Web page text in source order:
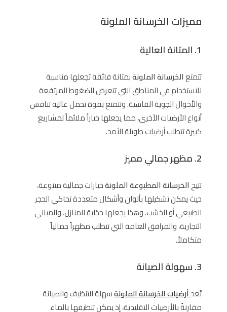
مميزات الخرسانة الملونة
1. المتانة العالية
تتمتعالخرسانة الملونةبمتانة فائقة تجعلها مناسبة
للاستخدام في المناطق التي تتعرض للضغوط المرتفعة
والأحوال الجوية القاسية. وتتمتع بقوة تحمل عالية تنافس
أنواع الأرضيات الأخرى، مما يجعلها خياراً ملائماً لمشاريع
كبيرة تتطلب أرضيات طويلة الأمد.
2. مظهر جمالي مميز
تتيح الخرسانة المطبوعة الملونةخيارات جمالية متنوعة،
حيث يمكن تشكيلها بألوان وأشكال متعددة تحاكي الحجر
الطبيعي أو الخشب. وهذا يجعلها جذابة للمنازل، والمباني
التجارية، والمرافق العامة التي تتطلب مظهراً جمالياً
متكاملاً.
3. سهولة الصيانة
تُعدأرضيات الخرسانة الملونةسهلة التنظيف والصيانة
مقارنةً بالأرضيات التقليدية، إذ يمكن تنظيفها بالماء